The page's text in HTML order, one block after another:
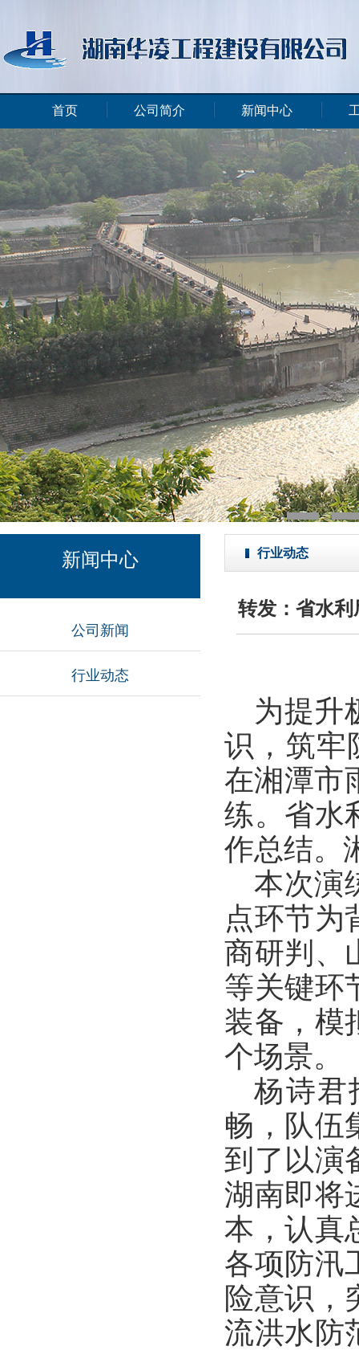
首页 公司简介 新闻中心
新闻中心
公司新闻
行业动态
行业动态
转发：省水
为提升
识，筑牢
在湘潭市
练。省水
作总结。
本次演
点环节为
商研判、
等关键环
装备，模
个场景。
杨诗君
畅， 队伍
到了以演
湖南即将
本，认真
各项防汛
险意识，
流洪水防